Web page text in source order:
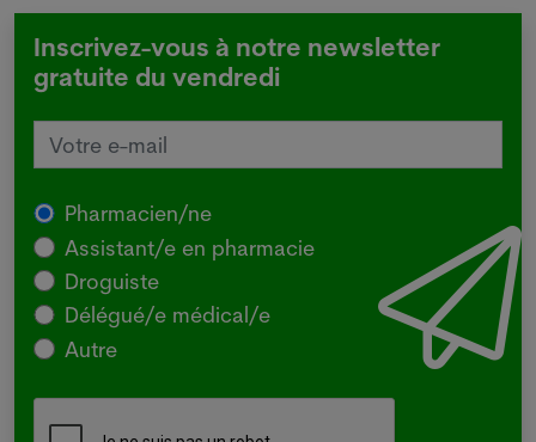
Inscrivez-vous à notre newsletter
gratuite du vendredi
Pharmacien/ne
Assistant/e en pharmacie
Droguiste
Délégué/e médical/e
Autre